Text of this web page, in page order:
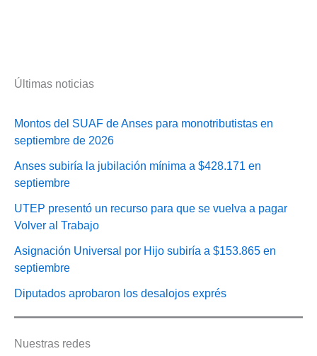
Últimas noticias
Montos del SUAF de Anses para monotributistas en
septiembre de 2026
Anses subiría la jubilación mínima a $428.171 en
septiembre
UTEP presentó un recurso para que se vuelva a pagar
Volver al Trabajo
Asignación Universal por Hijo subiría a $153.865 en
septiembre
Diputados aprobaron los desalojos exprés
Nuestras redes